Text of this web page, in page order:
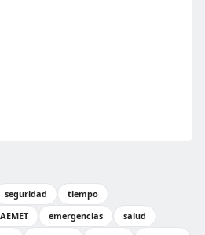
seguridad
tiempo
AEMET emergencias
salud